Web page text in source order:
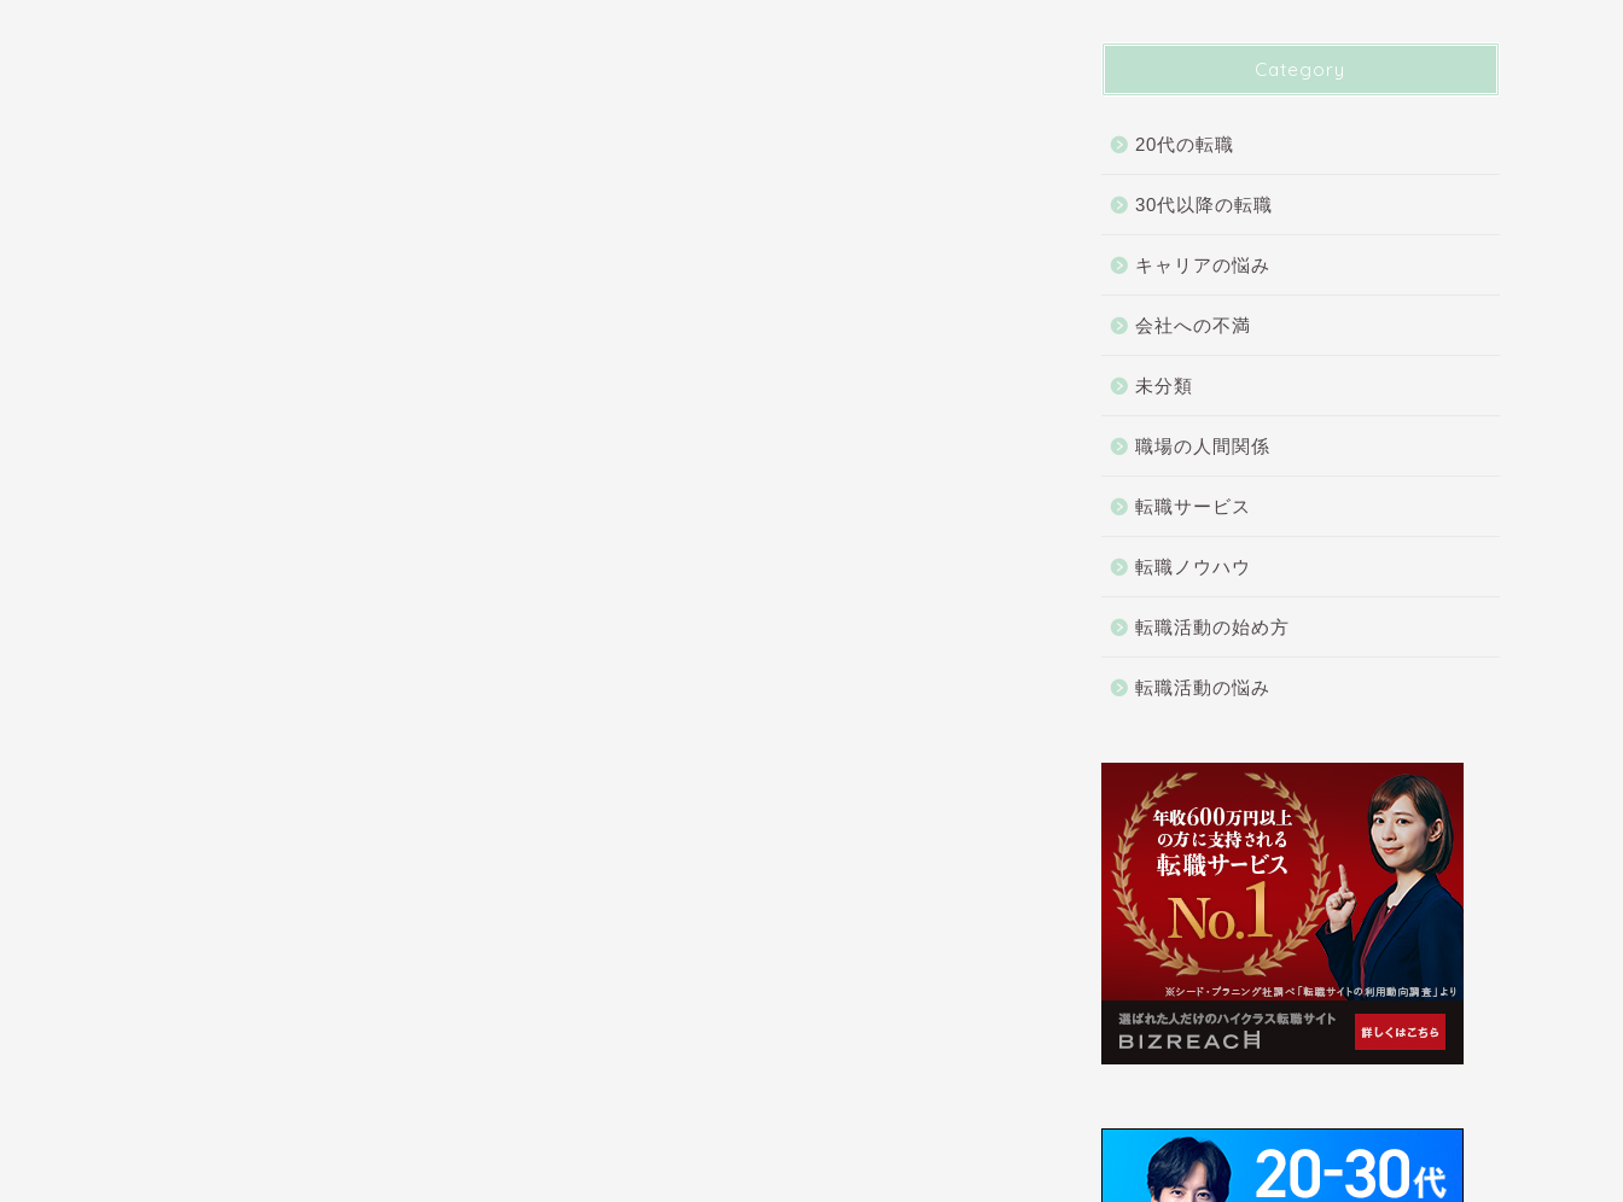
Category
20代の転職
30代以降の転職
キャリアの悩み
会社への不満
未分類
職場の人間関係
転職サービス
転職ノウハウ
転職活動の始め方
転職活動の悩み